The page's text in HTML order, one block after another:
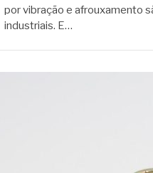
por vibração e afrouxamento
industriais. E…